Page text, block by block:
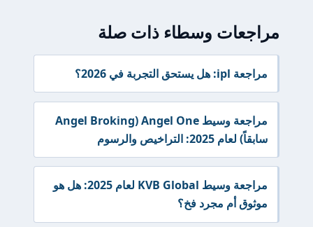
مراجعات وسطاء ذات صلة
مراجعة ipl: هل يستحق التجربة في 2026؟
مراجعة وسيط Angel One (Angel Broking
سابقاً) لعام 2025: التراخيص والرسوم
مراجعة وسيط KVB Global لعام 2025: هل هو
موثوق أم مجرد فخ؟